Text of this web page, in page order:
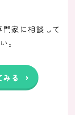
家に相談して
。
る